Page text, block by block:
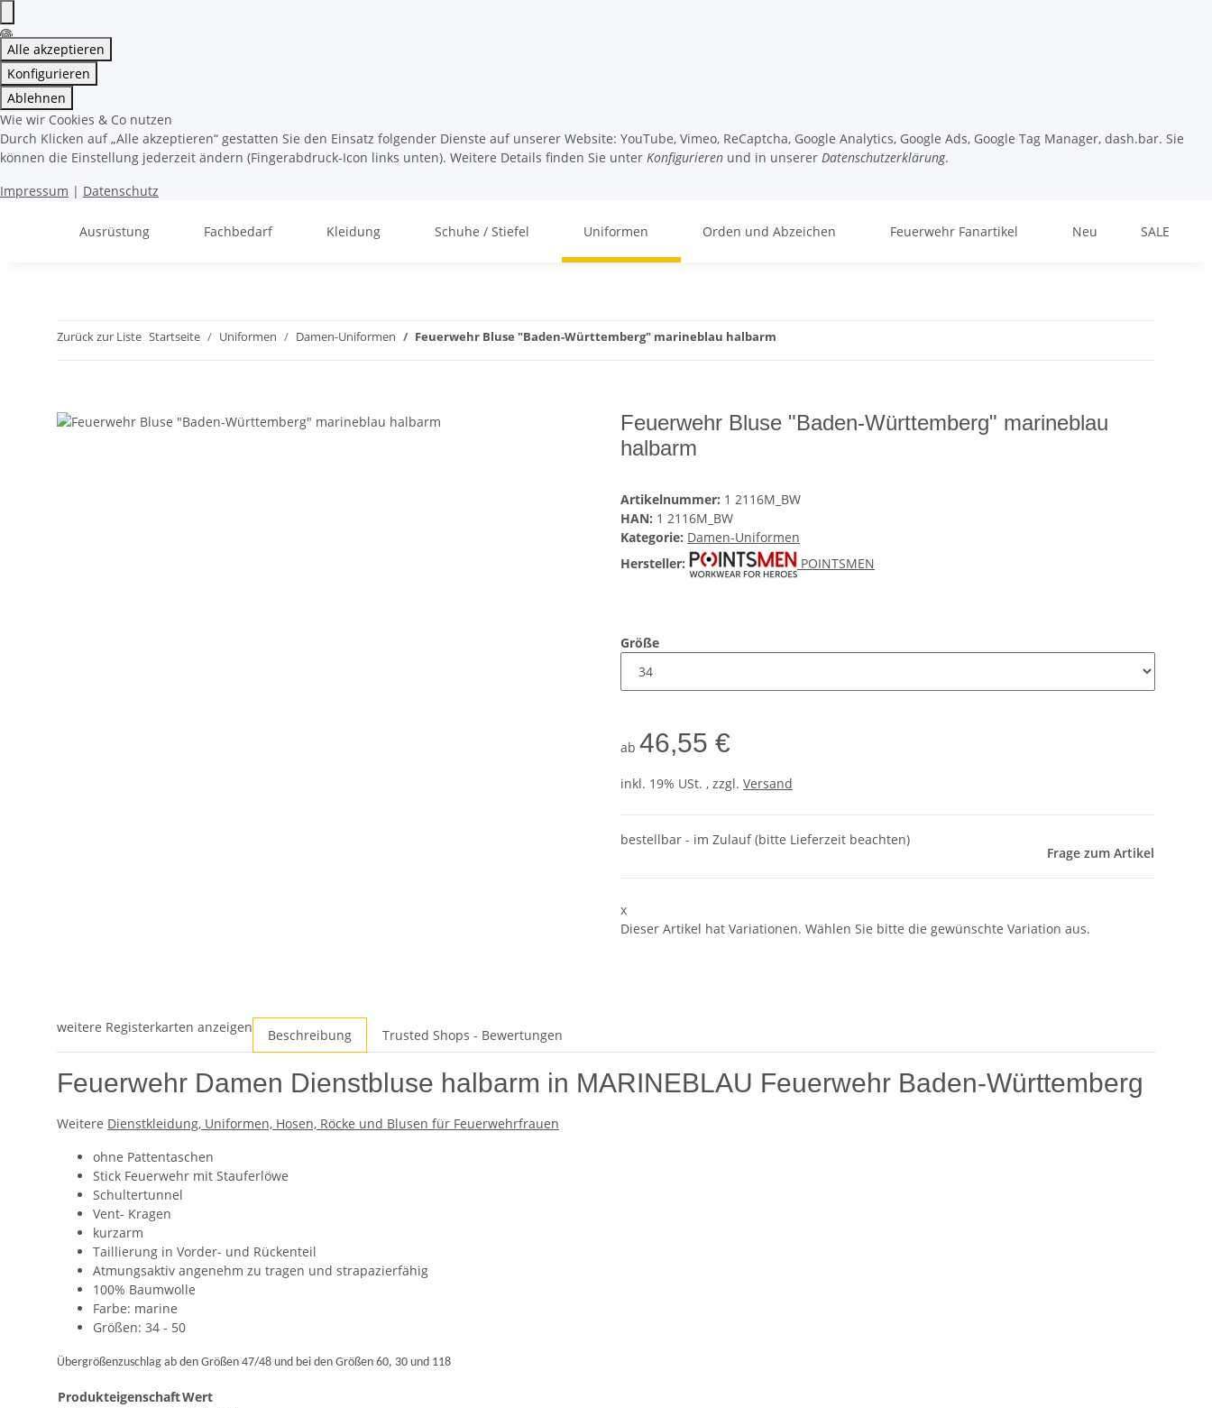
Alle akzeptieren
Konfigurieren
Ablehnen
Wie wir Cookies & Co nutzen
Durch Klicken auf „Alle akzeptieren“ gestatten Sie den Einsatz folgender Dienste auf unserer Website: YouTube, Vimeo, ReCaptcha, Google Analytics, Google Ads, Google Tag Manager, dash.bar. Sie
können die Einstellung jederzeit ändern (Fingerabdruck-Icon links unten). Weitere Details finden Sie unter Konfigurieren und in unserer Datenschutzerklärung.
Impressum | Datenschutz
Ausrüstung Fachbedarf Kleidung Schuhe / Stiefel Uniformen Orden und Abzeichen Feuerwehr Fanartikel Neu SALE
Zurück zur Liste Startseite Uniformen Damen-Uniformen Feuerwehr Bluse "Baden-Württemberg" marineblau halbarm
Feuerwehr Bluse "Baden-Württemberg" marineblau
halbarm
Artikelnummer: 1 2116M_BW
HAN: 1 2116M_BW
Kategorie: Damen-Uniformen
Hersteller:
POINTSMEN
Größe
ab 46,55 €
inkl. 19% USt. , zzgl. Versand
bestellbar - im Zulauf (bitte Lieferzeit beachten)
Frage zum Artikel
x
Dieser Artikel hat Variationen. Wählen Sie bitte die gewünschte Variation aus.
weitere Registerkarten anzeigen Beschreibung Trusted Shops - Bewertungen
Feuerwehr Damen Dienstbluse halbarm in MARINEBLAU Feuerwehr Baden-Württemberg
Weitere Dienstkleidung, Uniformen, Hosen, Röcke und Blusen für Feuerwehrfrauen
ohne Pattentaschen
Stick Feuerwehr mit Stauferlöwe
Schultertunnel
Vent- Kragen
kurzarm
Taillierung in Vorder- und Rückenteil
Atmungsaktiv angenehm zu tragen und strapazierfähig
100% Baumwolle
Farbe: marine
Größen: 34 - 50
Übergrößenzuschlag ab den Größen 47/48 und bei den Größen 60, 30 und 118
ProdukteigenschaftWert